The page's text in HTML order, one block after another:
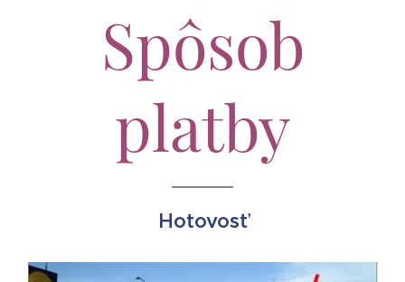
Spôsob
platby
Hotovosť